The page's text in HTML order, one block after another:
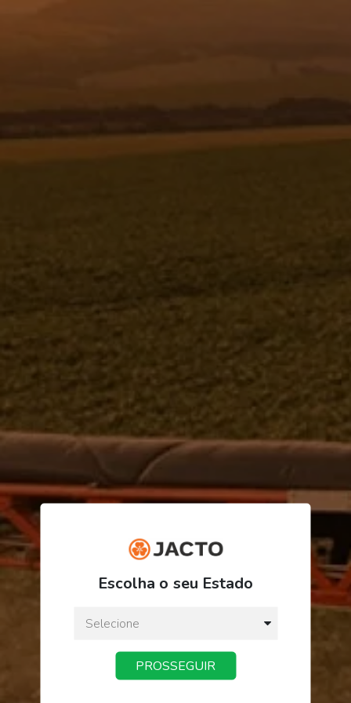
PARAF.CAB.CIL.SEXT.INT.M16X1,5X
R$ 30,43
ou3xdeR$ 10,14
Preço a vista:
Escolha o seu Estado
PROSSEGUIR